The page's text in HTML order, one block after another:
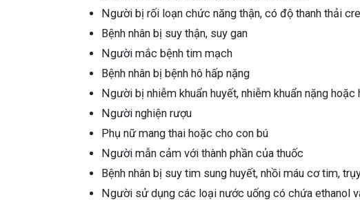
Người bị rối loạn chức năng thận, có độ thanh thải
Bệnh nhân bị suy thận, suy gan
Người mắc bệnh tim mạch
Bệnh nhân bị bệnh hô hấp nặng
Người bị nhiễm khuẩn huyết, nhiễm khuẩn nặng hoặc
Người nghiện rượu
Phụ nữ mang thai hoặc cho con bú
Người mẫn cảm với thành phần của thuốc
Bệnh nhân bị suy tim sung huyết, nhồi máu cơ tim,
Người sử dụng các loại nước uống có chứa ethanol